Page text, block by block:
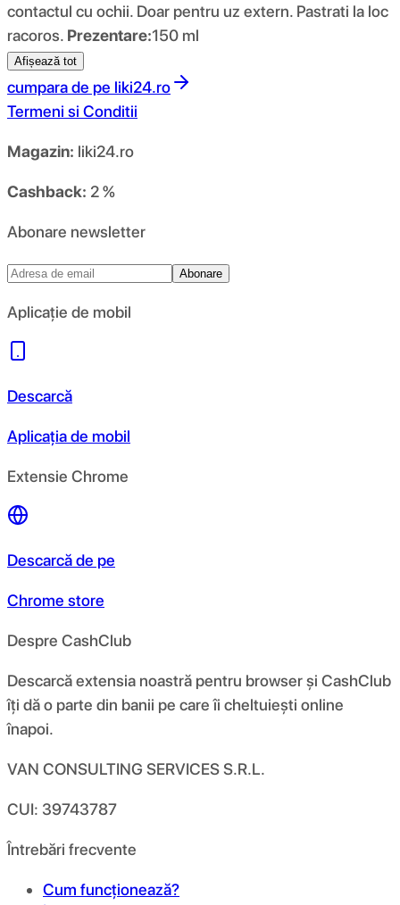
contactul cu ochii. Doar pentru uz extern. Pastrati la loc
racoros. Prezentare:150 ml
Afișează tot
cumpara de pe liki24.ro
Termeni si Conditii
Magazin: liki24.ro
Cashback: 2 %
Abonare newsletter
Abonare
Aplicație de mobil
Descarcă
Aplicația de mobil
Extensie Chrome
Descarcă de pe
Chrome store
Despre CashClub
Descarcă extensia noastră pentru browser și CashClub
îți dă o parte din banii pe care îi cheltuiești online
înapoi.
VAN CONSULTING SERVICES S.R.L.
CUI: 39743787
Întrebări frecvente
Cum funcționează?